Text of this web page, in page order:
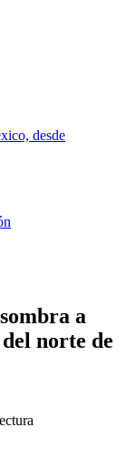
desde
a
norte de